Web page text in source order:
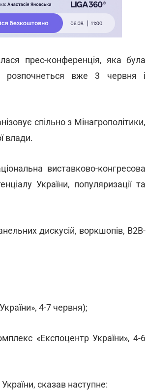
прес-конференція, яка була
розпочнеться вже 3 червня і
спільно з Мінагрополітики,
влади.
виставково-конгресова
України, популяризації та
дискусій, воркшопів, B2B-
4-7 червня);
«Експоцентр України», 4-6
сказав наступне: